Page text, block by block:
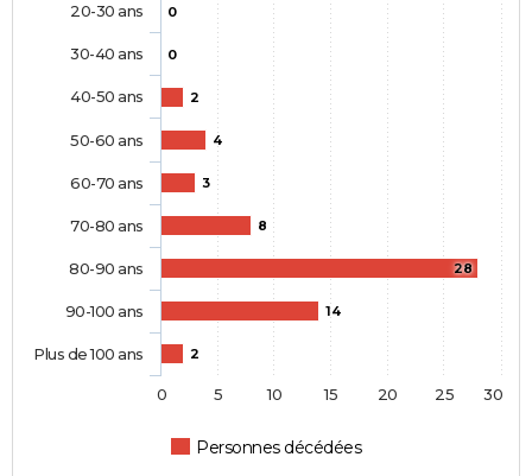
0
0
2
4
3
8
28
14
2
Personnes décédées
20-30 ans
30-40 ans
40-50 ans
50-60 ans
60-70 ans
70-80 ans
80-90 ans
90-100 ans
Plus de 100 ans
0 5 10 15 20 25 30